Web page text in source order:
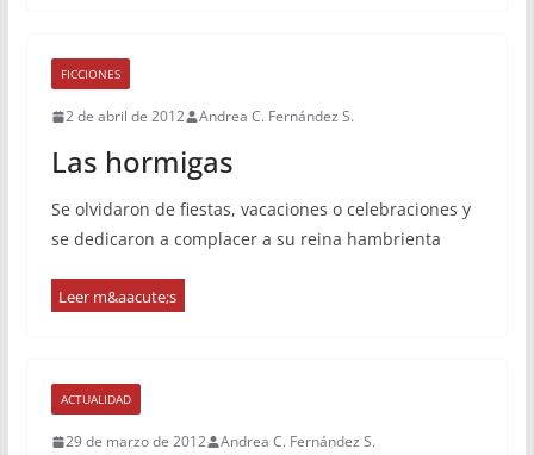
FICCIONES
2 de abril de 2012 Andrea C. Fernández S.
Las hormigas
Se olvidaron de fiestas, vacaciones o celebraciones y
se dedicaron a complacer a su reina hambrienta
ACTUALIDAD
29 de marzo de 2012 Andrea C. Fernández S.